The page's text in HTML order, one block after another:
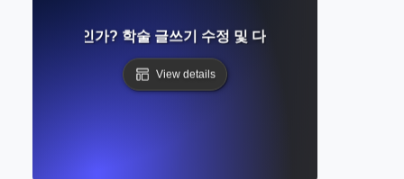
로우란 무엇인가? 학술 글쓰기 수정 및 다듬기를 위한 완벽 가
View details